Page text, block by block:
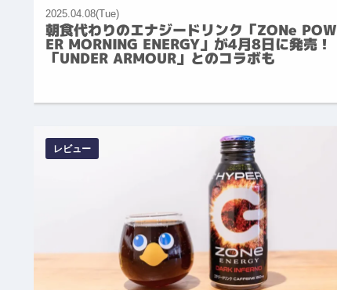
2025.04.08(Tue)
朝食代わりのエナジードリンク「ZONe POW
ER MORNING ENERGY」が4月8日に発売！
「UNDER ARMOUR」とのコラボも
レビュー